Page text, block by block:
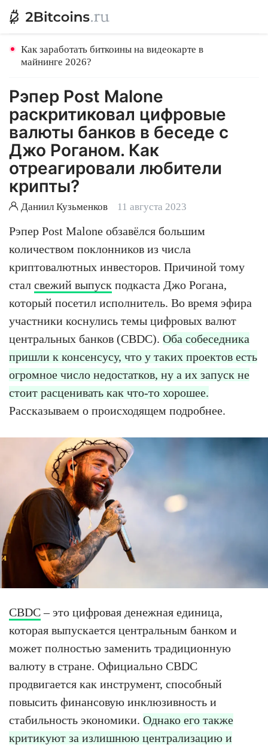
Как заработать биткоины на видеокарте в
майнинге 2026?
Рэпер Post Malone
раскритиковал цифровые
валюты банков в беседе с
Джо Роганом. Как
отреагировали любители
крипты?
Даниил Кузьменков 11 августа 2023
Рэпер Post Malone обзавёлся большим
количеством поклонников из числа
криптовалютных инвесторов. Причиной тому
стал свежий выпуск подкаста Джо Рогана,
который посетил исполнитель. Во время эфира
участники коснулись темы цифровых валют
центральных банков (CBDC). Оба собеседника
пришли к консенсусу, что у таких проектов есть
огромное число недостатков, ну а их запуск не
стоит расценивать как что-то хорошее.
Рассказываем о происходящем подробнее.
CBDC– это цифровая денежная единица,
которая выпускается центральным банком и
может полностью заменить традиционную
валюту в стране. Официально CBDC
продвигается как инструмент, способный
повысить финансовую инклюзивность и
стабильность экономики. Однако его также
критикуют за излишнюю централизацию и